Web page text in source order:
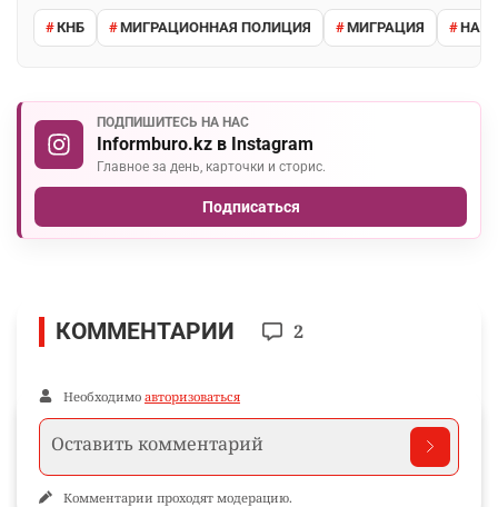
КНБ МИГРАЦИОННАЯ ПОЛИЦИЯ МИГРАЦИЯ
ПОДПИШИТЕСЬ НА НАС
Informburo.kz в Instagram
Главное за день, карточки и сторис.
Подписаться
КОММЕНТАРИИ 2
Необходимо авторизоваться
Комментарии проходят модерацию.